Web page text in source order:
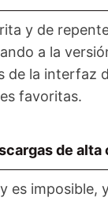
y de
a la
la interfaz
favoritas.
de alta